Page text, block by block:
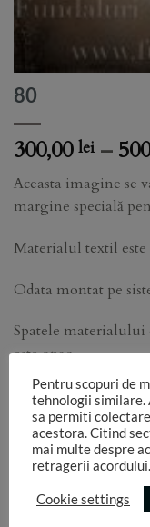
80
300,00 lei –
Aceasta imagine se
margine specială
Materialul textil
Odata montat pe
Spatele
este opac.
Functie de
aparatului foto, de
difere.
Selectează dimensiunea:
Pentru scopuri de
tehnologii similare.
sa permiti
acestora. Citind
mai multe despre
retragerii acordului.
Cookie settings